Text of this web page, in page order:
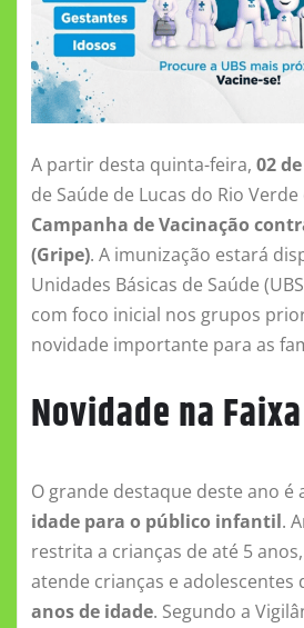
o
o
k
p
p
g
er
A partir desta quinta-feira, 02
de Saúde de Lucas do Rio
Campanha de Vacinação
(Gripe). A imunização estará
Unidades Básicas de Saúde
com foco inicial nos grupos
novidade importante para as
Novidade na
O grande destaque deste ano é
idade para o público infantil.
restrita a crianças de até 5
atende crianças e adolescentes
anos de idade. Segundo a